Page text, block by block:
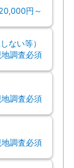
円～
ない等）
調査必須
調査必須
調査必須